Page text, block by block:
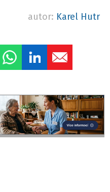
autor: Karel Hutr